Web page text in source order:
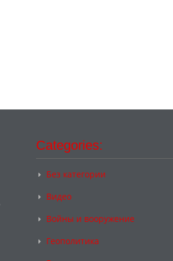
Categories:
Без категории
Видео
Войны и вооружение
Геополитика